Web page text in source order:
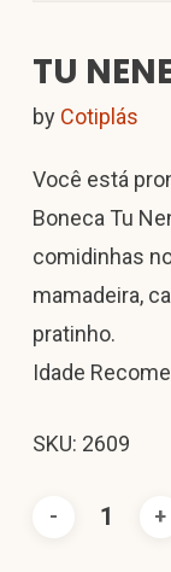
TU
by Cotiplás
Você está
Boneca Tu
comidinhas
mamadeira,
pratinho.
Idade
SKU: 2609